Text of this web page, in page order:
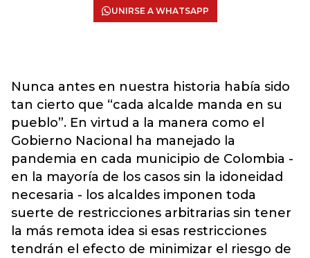
UNIRSE A WHATSAPP
Nunca antes en nuestra historia había sido
tan cierto que “cada alcalde manda en su
pueblo”. En virtud a la manera como el
Gobierno Nacional ha manejado la
pandemia en cada municipio de Colombia -
en la mayoría de los casos sin la idoneidad
necesaria - los alcaldes imponen toda
suerte de restricciones arbitrarias sin tener
la más remota idea si esas restricciones
tendrán el efecto de minimizar el riesgo de